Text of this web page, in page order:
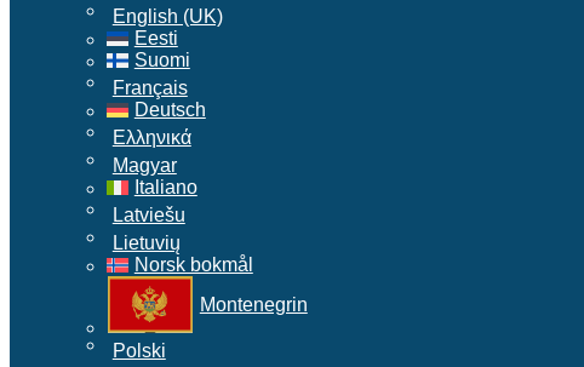
English (UK)
Eesti
Suomi
Français
Deutsch
Ελληνικά
Magyar
Italiano
Latviešu
Lietuvių
Norsk bokmål
Montenegrin
Polski